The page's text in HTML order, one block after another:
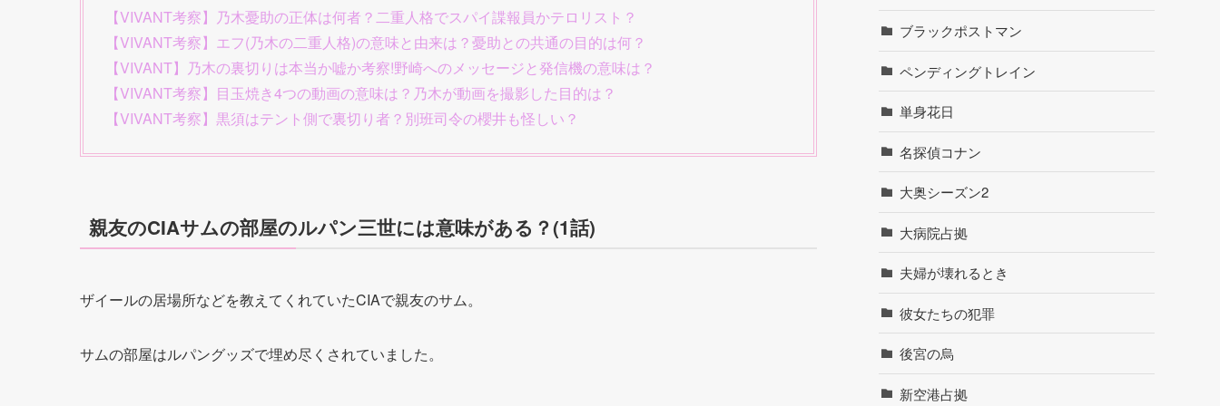
【VIVANT考察】乃木憂助の正体は何者？二重人格でスパイ諜報員かテロリスト？
【VIVANT考察】エフ(乃木の二重人格)の意味と由来は？憂助との共通の目的は何？
【VIVANT】乃木の裏切りは本当か嘘か考察!野崎へのメッセージと発信機の意味は？
【VIVANT考察】目玉焼き4つの動画の意味は？乃木が動画を撮影した目的は？
【VIVANT考察】黒須はテント側で裏切り者？別班司令の櫻井も怪しい？
親友のCIAサムの部屋のルパン三世には意味がある？(1話)
ザイールの居場所などを教えてくれていたCIAで親友のサム。
サムの部屋はルパングッズで埋め尽くされていました。
ブラックポストマン
ペンディングトレイン
単身花日
名探偵コナン
大奥シーズン2
大病院占拠
夫婦が壊れるとき
彼女たちの犯罪
後宮の烏
新空港占拠